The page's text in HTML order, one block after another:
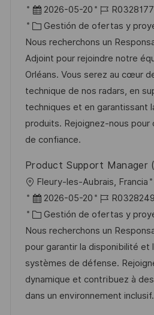
b
c
a
c
i
ó
n
F
e
c
h
a
d
e
p
u
l
i
c
a
c
i
ó
n
2026-05-20
I
D
d
e
e
m
p
l
R0328177
C
a
t
e
g
o
r
í
Gestión de ofertas y
Nous recherchons un
Adjoint pour rejoindre notre
Orléans. Vous serez au cœur
technique de nos radars, en
techniques et en garantissant
produits. Rejoignez-nous pour
de confiance.
Product Support Manager
U
b
c
a
c
i
ó
Fleury-les-Aubrais, Francia
F
e
c
h
a
d
e
2026-05-20
I
D
d
e
e
m
p
R0328249
C
a
t
e
g
o
Gestión de ofertas y
Nous recherchons un
pour garantir la disponibilité et
systèmes de défense.
dynamique et contribuez à
dans un environnement inclusif.